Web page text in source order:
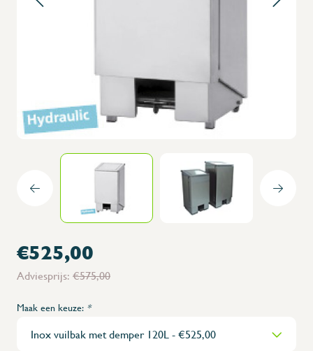
€525,00
Adviesprijs: €575,00
Maak een keuze: *